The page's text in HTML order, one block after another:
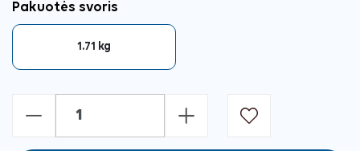
Pakuotės svoris
1.71 kg
- +